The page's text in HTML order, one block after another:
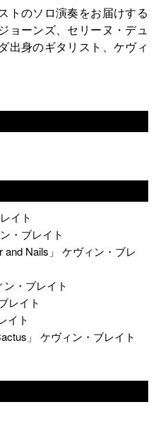
トのソロ演奏をお届けする
ョーンズ、セリーヌ・デュ
出身のギタリスト、ケヴィ
イト
・ブレイト
and Nails」 ケヴィン・ブレ
ン・ブレイト
レイト
イト
」 ケヴィン・ブレイト